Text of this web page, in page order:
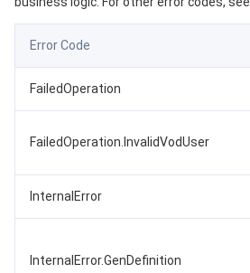
Error Code
FailedOperation
FailedOperation.InvalidVodUser
InternalError
InternalError.GenDefinition